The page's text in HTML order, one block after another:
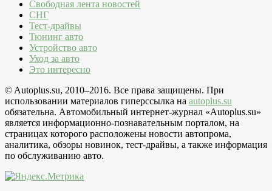
Свободная лента новостей
СНГ
Тест-драйвы
Тюнинг авто
Устройство авто
Уход за авто
Это интересно
© Autoplus.su, 2010–2016. Все права защищены. При
использовании материалов гиперссылка на autoplus.su
обязательна. Автомобильный интернет-журнал «Autoplus.su»
является информационно-познавательным порталом, на
страницах которого расположены новости автопрома,
аналитика, обзоры новинок, тест-драйвы, а также информация
по обслуживанию авто.